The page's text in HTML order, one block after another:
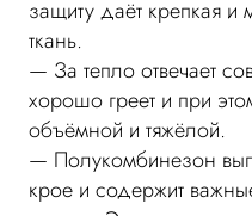
защиту даёт крепкая и
ткань.
— За тепло отвечает
хорошо греет и при
объёмной и тяжёлой.
— Полукомбинезон
крое и содержит